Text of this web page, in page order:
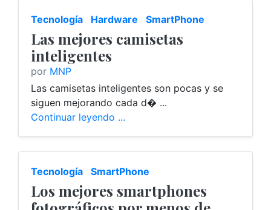
Tecnología Hardware SmartPhone
Las mejores camisetas
inteligentes
por MNP
Las camisetas inteligentes son pocas y se
siguen mejorando cada d� ...
Continuar leyendo ...
Tecnología SmartPhone
Los mejores smartphones